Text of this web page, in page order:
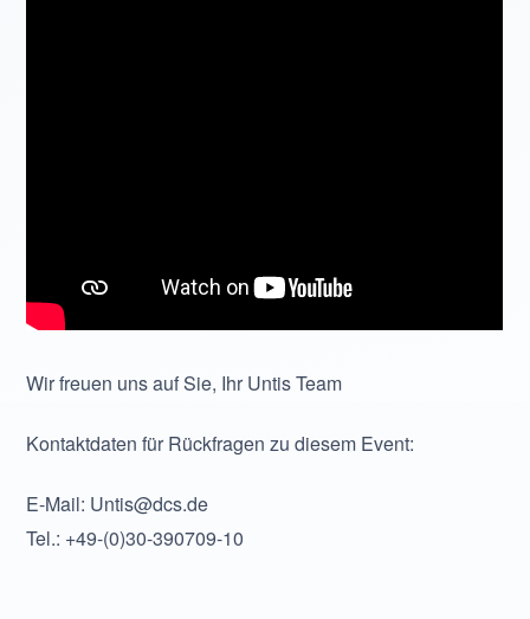
Wir freuen uns auf Sie, Ihr Untis Team
Kontaktdaten für Rückfragen zu diesem Event:
E-Mail: Untis@dcs.de
Tel.: +49-(0)30-390709-10